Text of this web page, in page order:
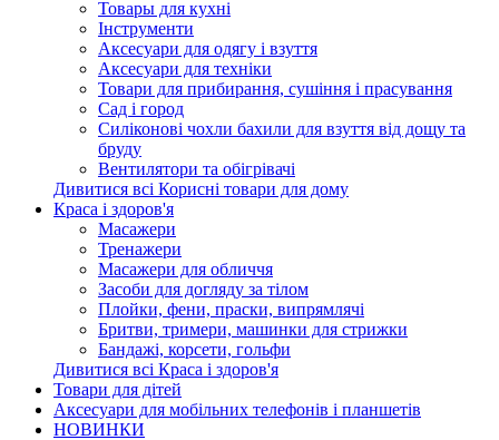
Товары для кухні
Інструменти
Аксесуари для одягу і взуття
Аксесуари для техніки
Товари для прибирання, сушіння і прасування
Сад і город
Силіконові чохли бахили для взуття від дощу та
бруду
Вентилятори та обігрівачі
Дивитися всі Корисні товари для дому
Краса і здоров'я
Масажери
Тренажери
Масажери для обличчя
Засоби для догляду за тілом
Плойки, фени, праски, випрямлячі
Бритви, тримери, машинки для стрижки
Бандажі, корсети, гольфи
Дивитися всі Краса і здоров'я
Товари для дітей
Аксесуари для мобільних телефонів і планшетів
НОВИНКИ